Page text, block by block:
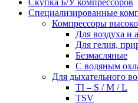
Специализированные
Компрессоры
Для воздуха и
Для гелия,
Безмасляные
С водяным
Для дыхательного
TI – S / M / L
TSV